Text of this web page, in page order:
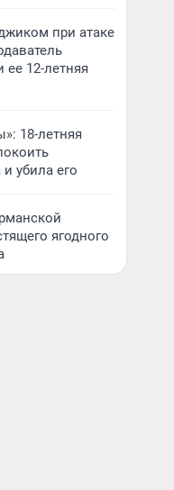
при атаке
ее 12-летняя
18-летняя
убила его
ягодного